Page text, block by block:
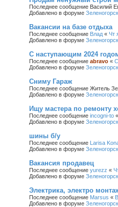
Последнее сообщение Василий
Добавлено в форуме
Вакансии на базе отдыха
Последнее сообщение Влад « Чт
Добавлено в форуме
С наступающим 2024
Последнее сообщение abravo «
Добавлено в форуме
Сниму Гараж
Последнее сообщение Житель
Добавлено в форуме
Ищу мастера по ремонту
Последнее сообщение incogni-to «
Добавлено в форуме
шины б/у
Последнее сообщение Larisa
Добавлено в форуме
Вакансия продавец
Последнее сообщение yurezz «
Добавлено в форуме
Электрика, электро
Последнее сообщение Marsus «
Добавлено в форуме